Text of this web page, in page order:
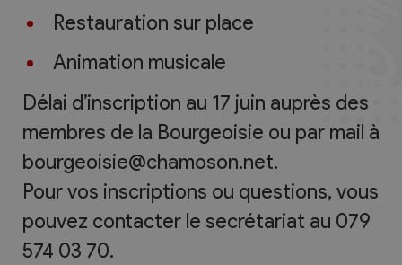
Restauration sur place
Animation musicale
Délai d’inscription au 17 juin auprès des
membres de la Bourgeoisie ou par mail à
bourgeoisie@chamoson.net.
Pour vos inscriptions ou questions, vous
pouvez contacter le secrétariat au 079
574 03 70.